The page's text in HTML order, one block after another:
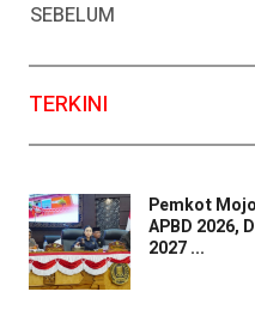
SEBELUM
TERKINI
Pemkot
APBD 2026,
2027 ...